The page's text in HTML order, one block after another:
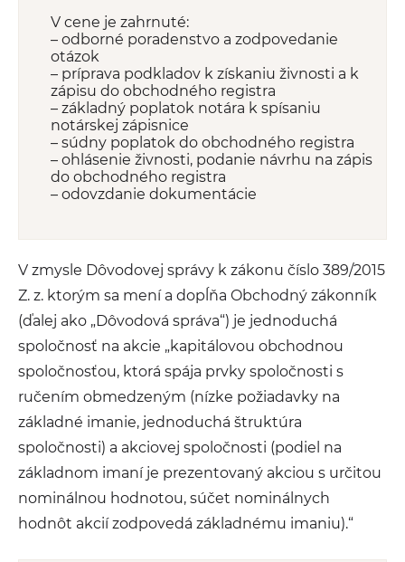
V cene je zahrnuté:
– odborné poradenstvo a zodpovedanie
otázok
– príprava podkladov k získaniu živnosti a k
zápisu do obchodného registra
– základný poplatok notára k spísaniu
notárskej zápisnice
– súdny poplatok do obchodného registra
– ohlásenie živnosti, podanie návrhu na zápis
do obchodného registra
– odovzdanie dokumentácie
V zmysle Dôvodovej správy k zákonu číslo 389/2015
Z. z. ktorým sa mení a dopĺňa Obchodný zákonník
(ďalej ako „Dôvodová správa“) je jednoduchá
spoločnosť na akcie „kapitálovou obchodnou
spoločnosťou, ktorá spája prvky spoločnosti s
ručením obmedzeným (nízke požiadavky na
základné imanie, jednoduchá štruktúra
spoločnosti) a akciovej spoločnosti (podiel na
základnom imaní je prezentovaný akciou s určitou
nominálnou hodnotou, súčet nominálnych
hodnôt akcií zodpovedá základnému imaniu).“